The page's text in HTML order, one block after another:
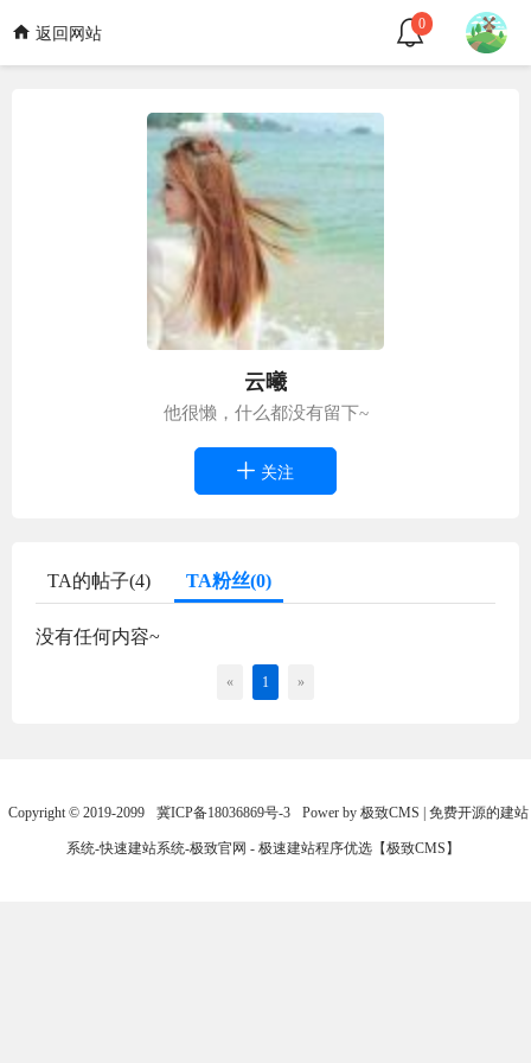
返回网站
0
云曦
他很懒，什么都没有留下~
关注
TA的帖子(4) TA粉丝(0)
没有任何内容~
« 1 »
Copyright © 2019-2099 冀ICP备18036869号-3 Power by 极致CMS | 免费开源的建站
系统-快速建站系统-极致官网 - 极速建站程序优选【极致CMS】